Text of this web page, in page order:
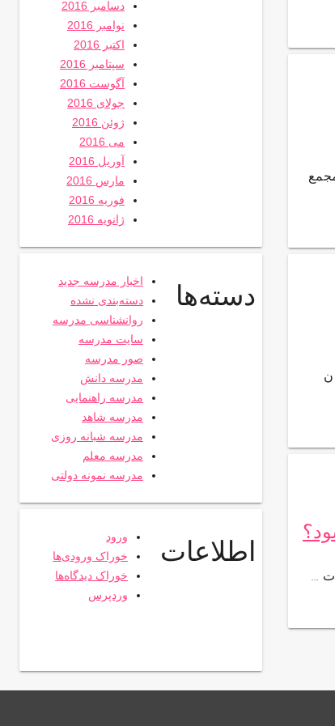
…
دسامبر 2016
نوامبر 2016
اکتبر 2016
سپتامبر 2016
آگوست 2016
جولای 2016
ژوئن 2016
می 2016
آوریل 2016
مارس 2016
فوریه 2016
ژانویه 2016
دسته‌ها
اخبار مدرسه جدید
دسته‌بندی نشده
روانشناسی مدرسه
سایت مدرسه
صور مدرسه
مدرسه دانش
مدرسه راهنمایی
مدرسه شاهد
مدرسه شبانه روزی
مدرسه معلم
مدرسه نمونه دولتی
اطلاعات
ورود
خوراک ورودی‌ها
خوراک دیدگاه‌ها
وردپرس